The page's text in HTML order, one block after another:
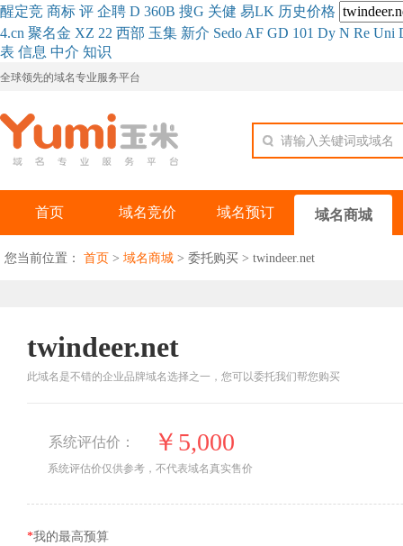
醒定竞 商标 评 企聘 D 360B 搜G 关健 易LK 历史价格
4.cn 聚名金 XZ 22 西部 玉集 新介 Sedo AF GD 101 Dy N Re Uni
表 信息 中介 知识